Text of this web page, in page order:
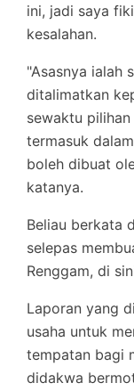
ini, jadi saya
kesalahan.
"Asasnya ialah
ditalimatkan
sewaktu
termasuk
boleh dibuat
katanya.
Beliau berkata
selepas
Renggam, di
Laporan yang
usaha untuk
tempatan bagi
didakwa